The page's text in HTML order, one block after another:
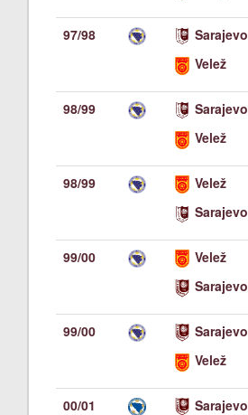
97/98
Sarajevo
Velež
98/99
Sarajevo
Velež
98/99
Velež
Sarajevo
99/00
Velež
Sarajevo
99/00
Sarajevo
Velež
00/01
Sarajevo